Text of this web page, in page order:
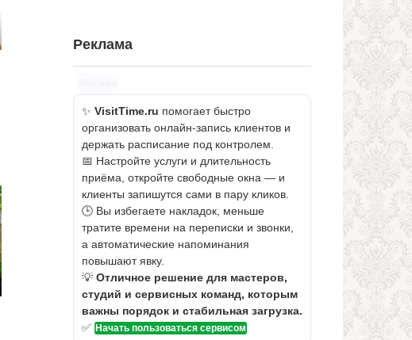
Реклама
✨ VisitTime.ru помогает быстро
организовать онлайн-запись клиентов и
держать расписание под контролем.
📅 Настройте услуги и длительность
приёма, откройте свободные окна — и
клиенты запишутся сами в пару кликов.
🕒 Вы избегаете накладок, меньше
тратите времени на переписки и звонки,
а автоматические напоминания
повышают явку.
💡 Отличное решение для мастеров,
студий и сервисных команд, которым
важны порядок и стабильная загрузка.
✅ Начать пользоваться сервисом